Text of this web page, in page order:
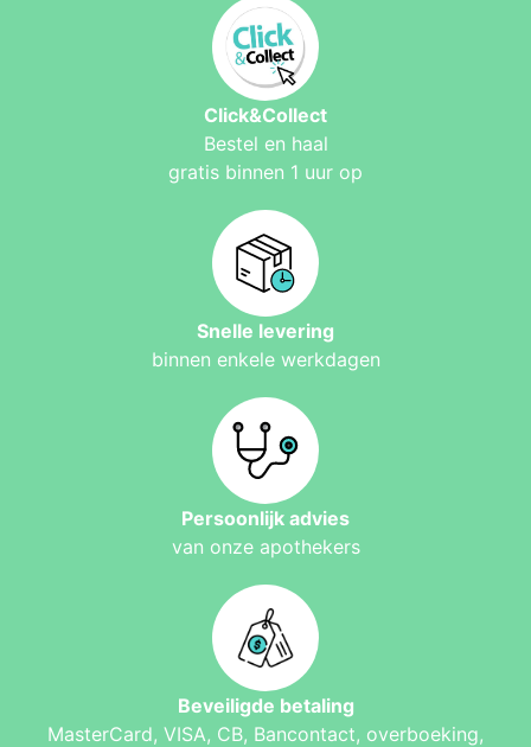
Click&Collect
Bestel en haal
gratis binnen 1 uur op
Snelle levering
binnen enkele werkdagen
Persoonlijk advies
van onze apothekers
Beveiligde betaling
MasterCard, VISA, CB, Bancontact, overboeking,